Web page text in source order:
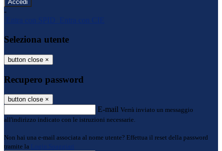
-
Entra con SPID
Entra con CIE
Seleziona utente
button close ×
Recupero password
button close ×
E-mail Verrà inviato un messaggio
all'indirizzo indicato con le istruzioni necessarie.
Non hai una e-mail associata al nome utente? Effettua il reset della password
tramite la
Login Spaggiari